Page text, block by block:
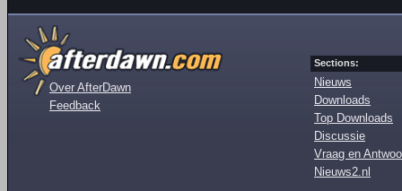
Over AfterDawn
Feedback
Sections:
Nieuws
Downloads
Top Downloads
Discussie
Vraag en
Nieuws2.nl